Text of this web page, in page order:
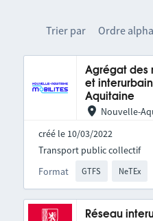
Trier par Ordre
Agrégat des
et
Aquitaine
Nouvelle-
créé le 10/03/2022
Format GTFS NeTEx
Transport public collectif
Réseau